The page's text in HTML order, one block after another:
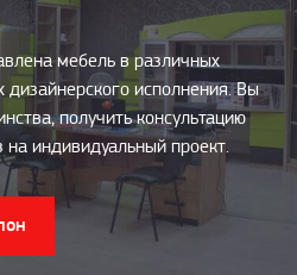
мебель в различных
дизайнерского исполнения. Вы
получить консультацию
на индивидуальный проект.